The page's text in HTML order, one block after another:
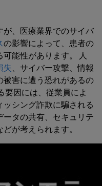
が、医療業界でのサイバ
の影響によって、患者の
能性があります。 人
失、サイバー攻撃、情報
害に遭う恐れがあるの
要因には、従業員によ
シング詐欺に騙される
タの共有、セキュリテ
が考えられます。